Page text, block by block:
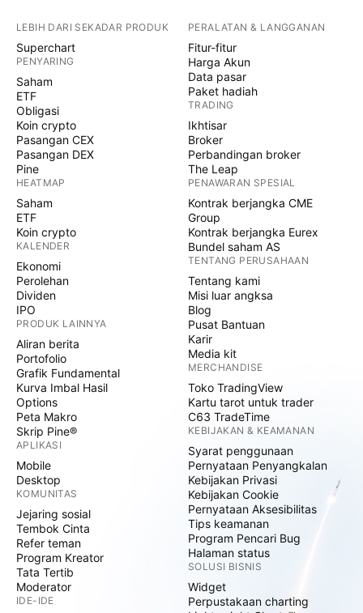
LEBIH DARI SEKADAR PRODUK
Superchart
PENYARING
Saham
ETF
Obligasi
Koin crypto
Pasangan CEX
Pasangan DEX
Pine
HEATMAP
Saham
ETF
Koin crypto
KALENDER
Ekonomi
Perolehan
Dividen
IPO
PRODUK LAINNYA
Aliran berita
Portofolio
Grafik Fundamental
Kurva Imbal Hasil
Options
Peta Makro
Skrip Pine®
APLIKASI
Mobile
Desktop
KOMUNITAS
Jejaring sosial
Tembok Cinta
Refer teman
Program Kreator
Tata Tertib
Moderator
IDE-IDE
PERALATAN & LANGGANAN
Fitur-fitur
Harga Akun
Data pasar
Paket hadiah
TRADING
Ikhtisar
Broker
Perbandingan broker
The Leap
PENAWARAN SPESIAL
Kontrak berjangka CME
Group
Kontrak berjangka Eurex
Bundel saham AS
TENTANG PERUSAHAAN
Tentang kami
Misi luar angksa
Blog
Pusat Bantuan
Karir
Media kit
MERCHANDISE
Toko TradingView
Kartu tarot untuk trader
C63 TradeTime
KEBIJAKAN & KEAMANAN
Syarat penggunaan
Pernyataan Penyangkalan
Kebijakan Privasi
Kebijakan Cookie
Pernyataan Aksesibilitas
Tips keamanan
Program Pencari Bug
Halaman status
SOLUSI BISNIS
Widget
Perpustakaan charting